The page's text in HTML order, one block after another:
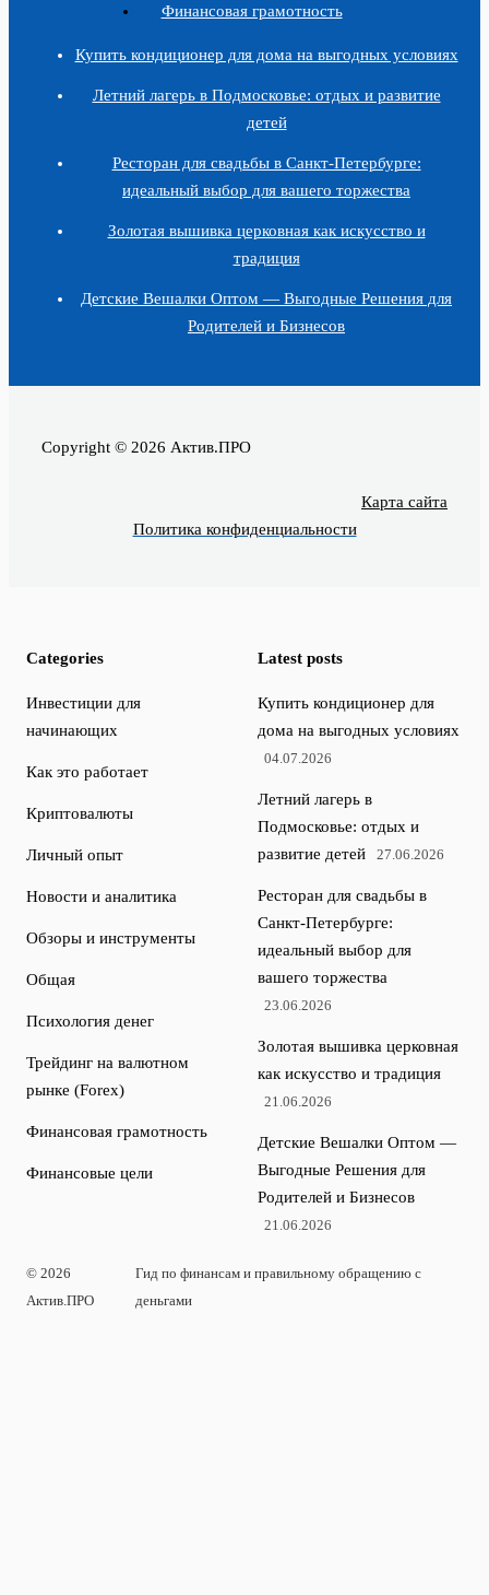
Финансовая грамотность
Купить кондиционер для дома на выгодных условиях
Летний лагерь в Подмосковье: отдых и развитие
детей
Ресторан для свадьбы в Санкт-Петербурге:
идеальный выбор для вашего торжества
Золотая вышивка церковная как искусство и
традиция
Детские Вешалки Оптом — Выгодные Решения для
Родителей и Бизнесов
Copyright © 2026 Актив.ПРО
Карта сайта
Политика конфиденциальности
Categories
Инвестиции для
начинающих
Как это работает
Криптовалюты
Личный опыт
Новости и аналитика
Обзоры и инструменты
Общая
Психология денег
Трейдинг на валютном
рынке (Forex)
Финансовая грамотность
Финансовые цели
Latest posts
Купить кондиционер для
дома на выгодных условиях
04.07.2026
Летний лагерь в
Подмосковье: отдых и
развитие детей
27.06.2026
Ресторан для свадьбы в
Санкт-Петербурге:
идеальный выбор для
вашего торжества
23.06.2026
Золотая вышивка церковная
как искусство и традиция
21.06.2026
Детские Вешалки Оптом —
Выгодные Решения для
Родителей и Бизнесов
21.06.2026
© 2026
Актив.ПРО
Гид по финансам и правильному обращению с
деньгами